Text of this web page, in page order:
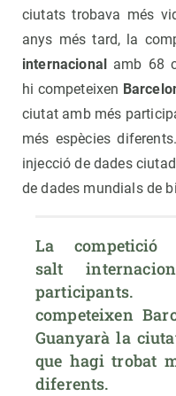
ciutats trobava més
anys més tard, la
internacional amb 68
hi competeixen
ciutat amb més
més espècies
injecció de dades
de dades mundials de
La
salt
competeixen
Guanyarà la
que hagi trobat
diferents.